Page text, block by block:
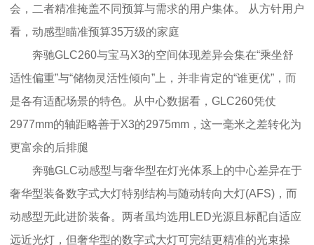
会，二者精准掩盖不同预算与需求的用户集体。 从方针用户
看，动感型瞄准预算35万级的家庭
奔驰GLC260与宝马X3的空间体现差异会集在“乘坐舒
适性偏重”与“储物灵活性倾向”上，并非肯定的“谁更优”，而
是各有适配场景的特色。从中心数据看，GLC260凭仗
2977mm的轴距略善于X3的2975mm，这一毫米之差转化为
更富余的后排腿
奔驰GLC动感型与奢华型在灯光体系上的中心差异在于
奢华型装备数字式大灯特别结构与随动转向大灯(AFS)，而
动感型无此进阶装备。两者虽均选用LED光源且标配自适应
远近光灯，但奢华型的数字式大灯可完结更精准的光束操